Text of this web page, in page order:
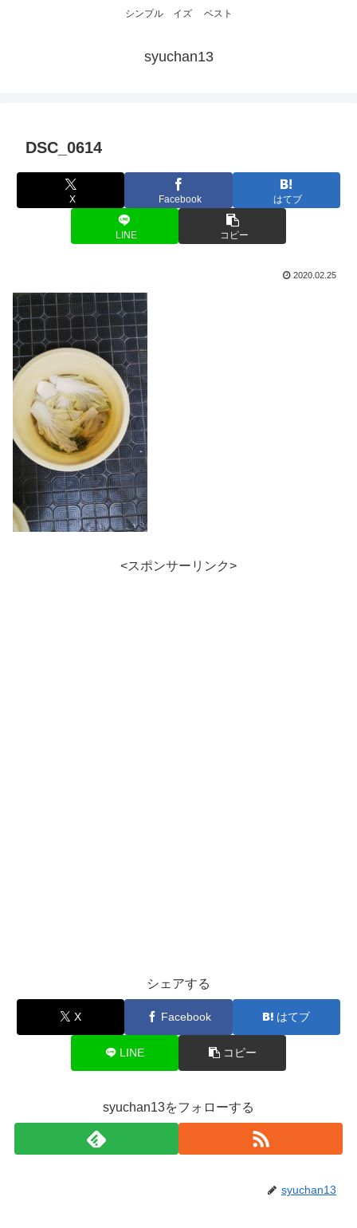
シンプル イズ ベスト
syuchan13
DSC_0614
X Facebook はてブ
LINE コピー
2020.02.25
<スポンサーリンク>
シェアする
X Facebook はてブ
LINE コピー
syuchan13をフォローする
syuchan13